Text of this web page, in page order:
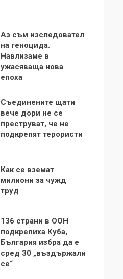
Аз съм изследовател
на геноцида.
Навлизаме в
ужасяваща нова
епоха
Съединените щати
вече дори не се
преструват, че не
подкрепят терористи
Как се вземат
милиони за чужд
труд
136 страни в ООН
подкрепиха Куба,
България избра да е
сред 30 „въздържали
се“